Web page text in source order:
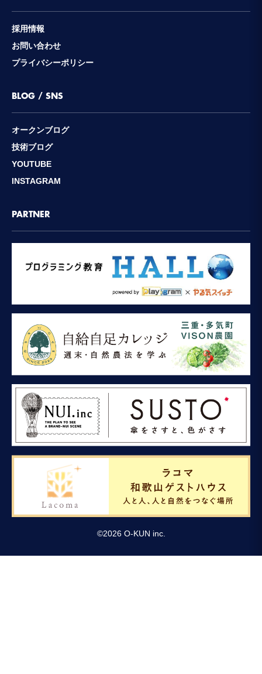
採用情報
お問い合わせ
プライバシーポリシー
BLOG / SNS
オークンブログ
技術ブログ
YOUTUBE
INSTAGRAM
PARTNER
©2026O-KUN inc.